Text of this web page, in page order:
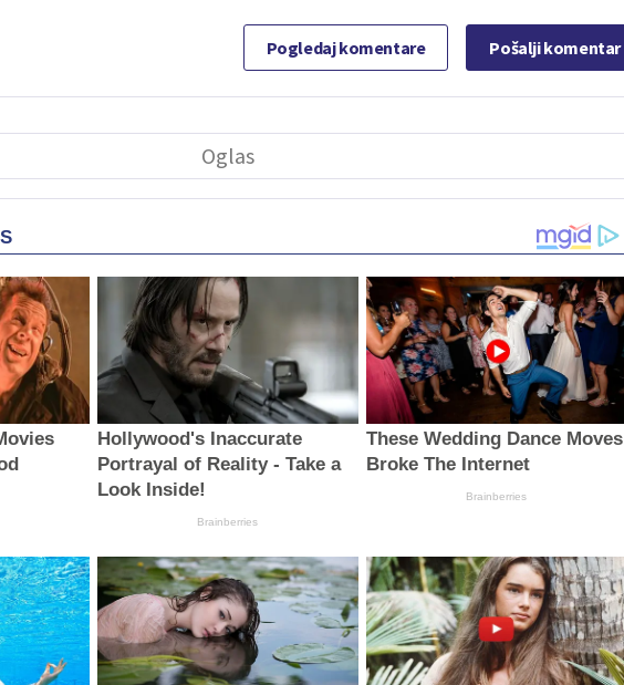
Pogledaj komentare Pošalji komentar
Hollywood's Inaccurate
Portrayal of Reality - Take a
Look Inside!
Brainberries
These Wedding Dance Moves
Broke The Internet
Brainberries